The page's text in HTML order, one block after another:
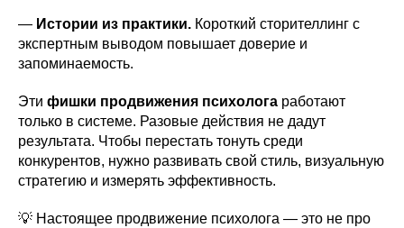
— Истории из практики. Короткий сторителлинг с
экспертным выводом повышает доверие и
запоминаемость.
Эти фишки продвижения психолога работают
только в системе. Разовые действия не дадут
результата. Чтобы перестать тонуть среди
конкурентов, нужно развивать свой стиль, визуальную
стратегию и измерять эффективность.
💡 Настоящее продвижение психолога — это не про